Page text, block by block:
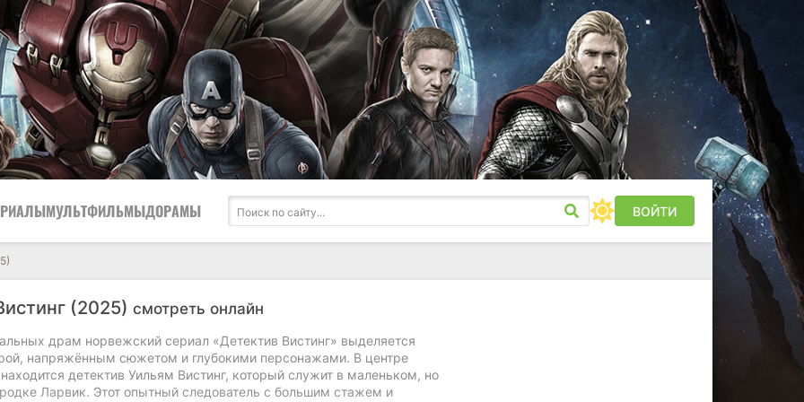
МУЛЬТФИЛЬМЫДОРАМЫ ВОЙТИ
(2025) смотреть онлайн
драм норвежский сериал «Детектив Вистинг» выделяется
напряжённым сюжетом и глубокими персонажами. В центре
детектив Уильям Вистинг, который служит в маленьком, но
Ларвик. Этот опытный следователь с большим стажем и